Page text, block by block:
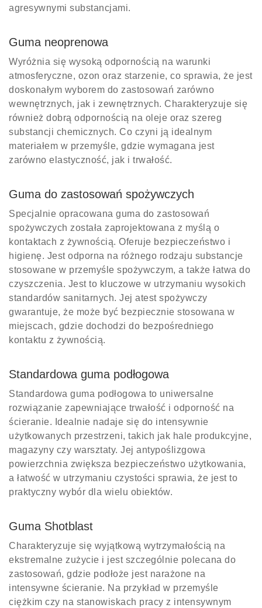
agresywnymi substancjami.
Guma neoprenowa
Wyróżnia się wysoką odpornością na warunki
atmosferyczne, ozon oraz starzenie, co sprawia, że jest
doskonałym wyborem do zastosowań zarówno
wewnętrznych, jak i zewnętrznych. Charakteryzuje się
również dobrą odpornością na oleje oraz szereg
substancji chemicznych. Co czyni ją idealnym
materiałem w przemyśle, gdzie wymagana jest
zarówno elastyczność, jak i trwałość.
Guma do zastosowań spożywczych
Specjalnie opracowana guma do zastosowań
spożywczych została zaprojektowana z myślą o
kontaktach z żywnością. Oferuje bezpieczeństwo i
higienę. Jest odporna na różnego rodzaju substancje
stosowane w przemyśle spożywczym, a także łatwa do
czyszczenia. Jest to kluczowe w utrzymaniu wysokich
standardów sanitarnych. Jej atest spożywczy
gwarantuje, że może być bezpiecznie stosowana w
miejscach, gdzie dochodzi do bezpośredniego
kontaktu z żywnością.
Standardowa guma podłogowa
Standardowa guma podłogowa to uniwersalne
rozwiązanie zapewniające trwałość i odporność na
ścieranie. Idealnie nadaje się do intensywnie
użytkowanych przestrzeni, takich jak hale produkcyjne,
magazyny czy warsztaty. Jej antypoślizgowa
powierzchnia zwiększa bezpieczeństwo użytkowania,
a łatwość w utrzymaniu czystości sprawia, że jest to
praktyczny wybór dla wielu obiektów.
Guma Shotblast
Charakteryzuje się wyjątkową wytrzymałością na
ekstremalne zużycie i jest szczególnie polecana do
zastosowań, gdzie podłoże jest narażone na
intensywne ścieranie. Na przykład w przemyśle
ciężkim czy na stanowiskach pracy z intensywnym